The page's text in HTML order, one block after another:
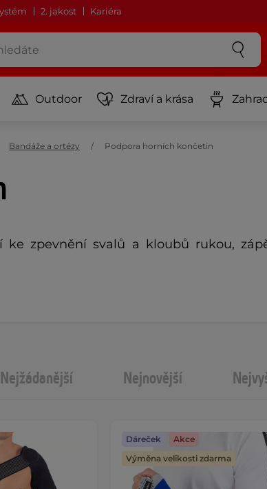
2. jakost Kariéra
Outdoor Zdraví a krása
ke zpevnění svalů a kloubů rukou,
Bandáže a ortézy Podpora horních končetin
Nejžádanější Nejnovější
Dáreček
Akce
Výměna velikosti zdarma